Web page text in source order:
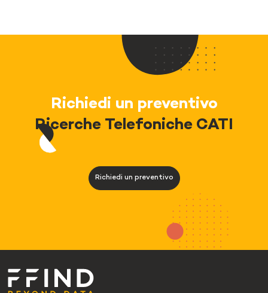
Richiedi un preventivo
Ricerche Telefoniche CATI
Richiedi un preventivo